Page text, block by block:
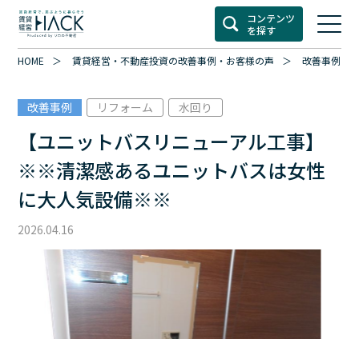
コンテンツ
を探す
HOME 賃貸経営・不動産投資の改善事例・お客様の声 改善事例カ
改善事例 リフォーム 水回り
【ユニットバスリニューアル工事】
※※清潔感あるユニットバスは女性
に大人気設備※※
2026.04.16